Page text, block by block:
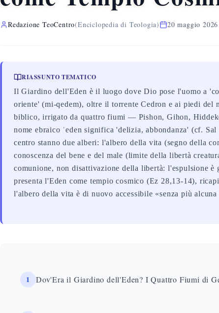
Redazione TeoCentro(Enciclopedia di Teologia) 20 maggio 2026
RIASSUNTO TEMATICO
Il Giardino dell'Eden è il luogo dove Dio pose l'uomo a
oriente' (mi-qedem), oltre il torrente Cedron e ai piedi
biblico, irrigato da quattro fiumi — Pishon, Gihon,
nome ebraico ʿeden significa 'delizia, abbondanza' (cf.
centro stanno due alberi: l'albero della vita (segno della
conoscenza del bene e del male (limite della libertà
comunione, non disattivazione della libertà: l'espulsione
presenta l'Eden come tempio cosmico (Ez 28,13-14),
l'albero della vita è di nuovo accessibile «senza più
1 Dov'Era il Giardino dell'Eden? I Quattro Fiumi di